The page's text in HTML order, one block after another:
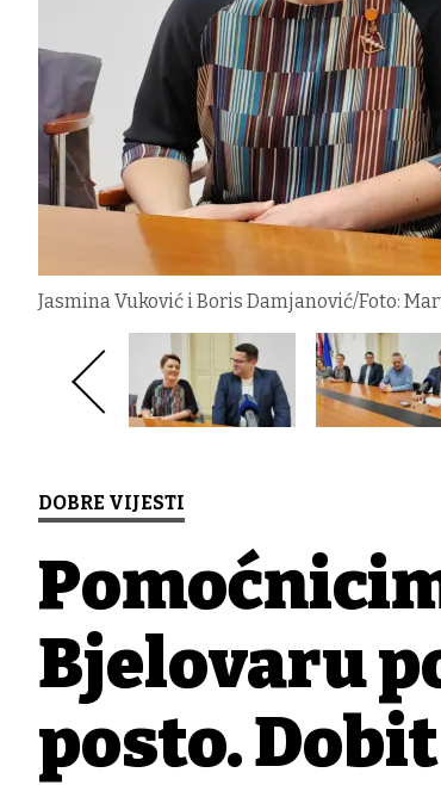
Jasmina Vuković i Boris Damjanović/Foto:
DOBRE VIJESTI
Bjelovaru
posto.